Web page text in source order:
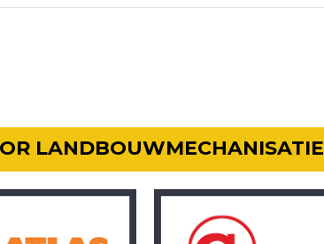
LANDBOUWMECHANISATIE